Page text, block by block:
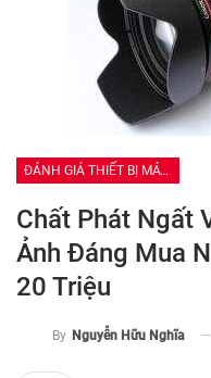
ĐÁNH GIÁ THIẾT BỊ MÁY ẢNH
Chất Phát Ngất
Ảnh Đáng Mua
20 Triệu
By Nguyễn Hữu Nghĩa